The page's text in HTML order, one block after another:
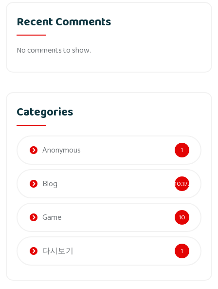
Recent Comments
No comments to show.
Categories
Anonymous 1
Blog 10,377
Game 10
다시보기 1